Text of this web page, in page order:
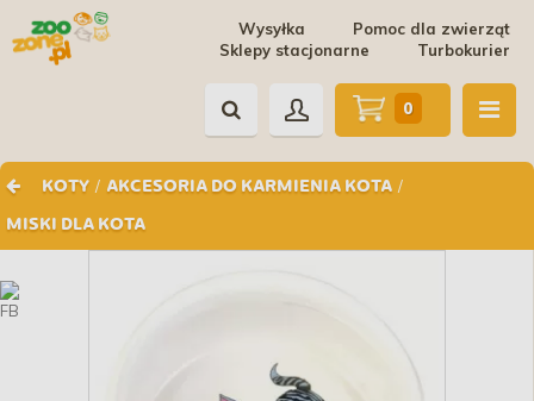
Pomoc dla zwierząt
Wysyłka
Turbokurier
Sklepy stacjonarne
KOTY / AKCESORIA DO KARMIENIA KOTA /
MISKI DLA KOTA
0